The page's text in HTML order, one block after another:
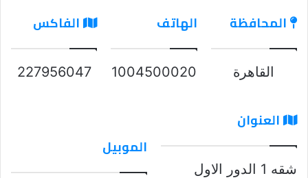
المحافظة
القاهرة
الهاتف
1004500020
الفاكس
227956047
العنوان
شقه 1 الدور الاول
الموبيل